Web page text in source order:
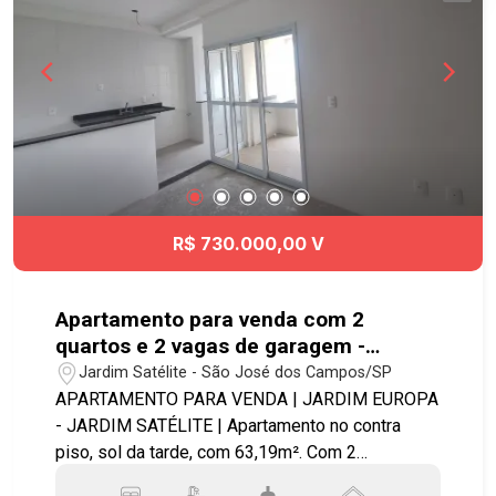
R$ 730.000,00 V
Apartamento para venda com 2
quartos e 2 vagas de garagem -
63,19m² no Jardim Satélite
Jardim Satélite - São José dos Campos/SP
APARTAMENTO PARA VENDA | JARDIM EUROPA
- JARDIM SATÉLITE | Apartamento no contra
piso, sol da tarde, com 63,19m². Com 2